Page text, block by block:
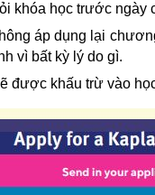
khóa học trước ngày
áp dụng lại
vì bất kỳ lý do gì.
được khấu trừ vào